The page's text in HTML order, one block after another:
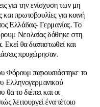
για την ενίσχυση των μη
πρωτοβουλίες για κοινή
Ελλάδας- Γερμανίας. Το
Νεολαίας δόθηκε στη
θα διαπιστωθεί και
προχώρησαν.
Φόρουμ παρουσιάστηκε το
Ελληνογερμανικού
το διέπει και οι
λειτουργεί ένα τέτοιο